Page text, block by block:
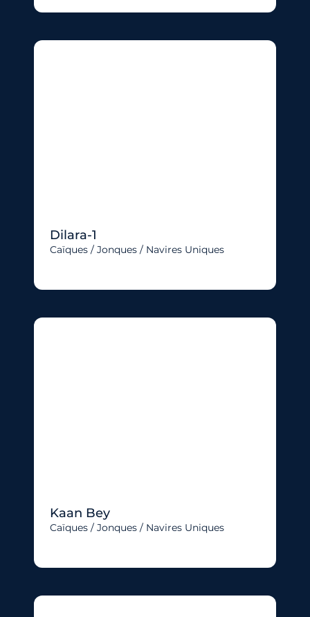
Dilara-1
Caïques / Jonques / Navires Uniques
Kaan Bey
Caïques / Jonques / Navires Uniques